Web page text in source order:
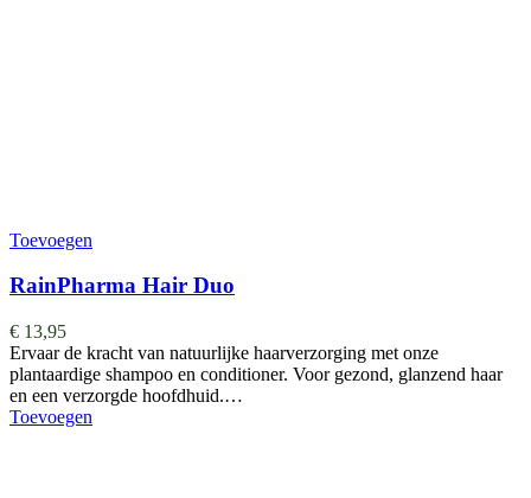
Toevoegen
RainPharma Hair Duo
€ 13,95
Ervaar de kracht van natuurlijke haarverzorging met onze
plantaardige shampoo en conditioner. Voor gezond, glanzend haar
en een verzorgde hoofdhuid.…
Toevoegen